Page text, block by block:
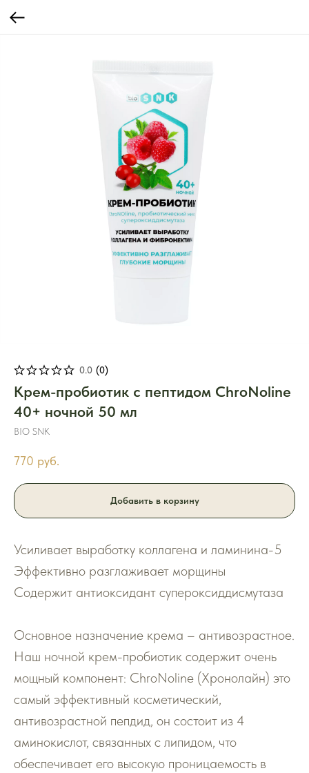
0.0 (0)
Крем-пробиотик с пептидом ChroNoline
40+ ночной 50 мл
BIO SNK
770 руб.
Добавить в корзину
Усиливает выработку коллагена и ламинина-5
Эффективно разглаживает морщины
Содержит антиоксидант супероксиддисмутаза
Основное назначение крема – антивозрастное.
Наш ночной крем-пробиотик содержит очень
мощный компонент: ChroNoline (Хронолайн) это
самый эффективный косметический,
антивозрастной пепдид, он состоит из 4
аминокислот, связанных с липидом, что
обеспечивает его высокую проницаемость в